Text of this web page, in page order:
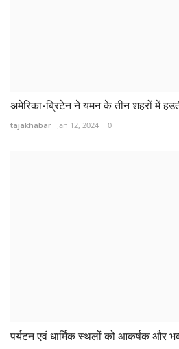
अमेरिका-ब्रिटेन ने यमन के तीन शहरों में
tajakhabar Jan 12, 2024 0
पर्यटन एवं धार्मिक स्थलों को आकर्षक और